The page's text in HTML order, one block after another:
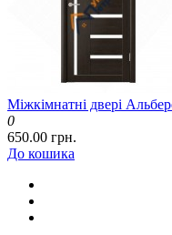
Міжкімнатні двері
0
650.00 грн.
До кошика